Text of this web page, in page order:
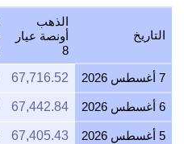
التاريخ
الذهب
أونصة عيار
8
7 أغسطس 2026 67,716.52
6 أغسطس 2026 67,442.84
5 أغسطس 2026 67,405.43